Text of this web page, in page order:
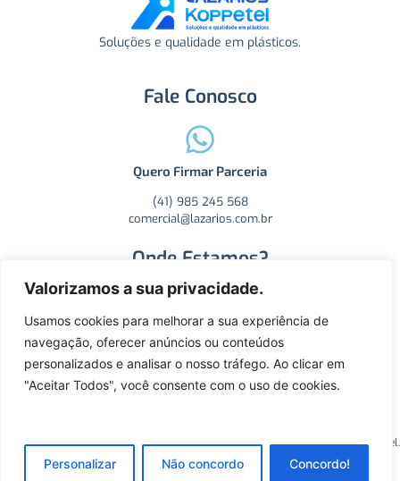
Valorizamos a sua privacidade.
Usamos cookies para melhorar a sua experiência de
navegação, oferecer anúncios ou conteúdos
personalizados e analisar o nosso tráfego. Ao clicar em
"Aceitar Todos", você consente com o uso de cookies.
Personalizar Não concordo Concordo!
Soluções e qualidade em plásticos.
Fale Conosco
Quero Firmar Parceria
(41) 985 245 568
comercial@lazarios.com.br
Onde Estamos?
Ver na Mapa
R. Carlos Essenfelder, 4470 - Boqueirão, Curitiba - PR, CEP:
81730-060.
2025©️ Todos os direitos reservados, SM Lazarios Koppetel.